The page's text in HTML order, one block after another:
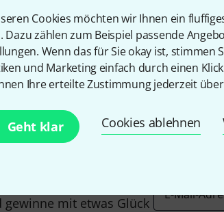
Cookies möchten wir Ihnen ein
Dazu zählen zum Beispiel passende
Wenn das für Sie okay ist, stimmen
und Marketing einfach durch einen Klick
Ihre erteilte Zustimmung jederzeit
Geht klar Cookies ablehnen
Gefällt Ihnen, was Sie
Teilen Hilfe &
mit etwas Glück
E-Mail-